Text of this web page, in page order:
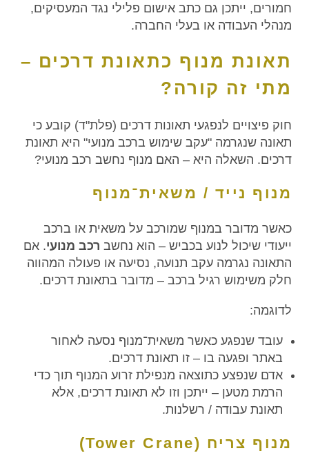
חמורים, ייתכן גם כתב אישום פלילי נגד המעסיקים,
מנהלי העבודה או בעלי החברה.
תאונת מנוף כתאונת דרכים –
מתי זה קורה?
חוק פיצויים לנפגעי תאונות דרכים (פלת"ד) קובע כי
תאונה שנגרמה "עקב שימוש ברכב מנועי" היא תאונת
דרכים. השאלה היא – האם מנוף נחשב רכב מנועי?
מנוף נייד / משאית־מנוף
כאשר מדובר במנוף שמורכב על משאית או ברכב
ייעודי שיכול לנוע בכביש – הוא נחשב רכב מנועי. אם
התאונה נגרמה עקב תנועה, נסיעה או פעולה המהווה
חלק משימוש רגיל ברכב – מדובר בתאונת דרכים.
לדוגמה:
עובד שנפגע כאשר משאית־מנוף נסעה לאחור
באתר ופגעה בו – זו תאונת דרכים.
אדם שנפצע כתוצאה מנפילת זרוע המנוף תוך כדי
הרמת מטען – ייתכן וזו לא תאונת דרכים, אלא
תאונת עבודה / רשלנות.
מנוף צריח (Tower Crane)